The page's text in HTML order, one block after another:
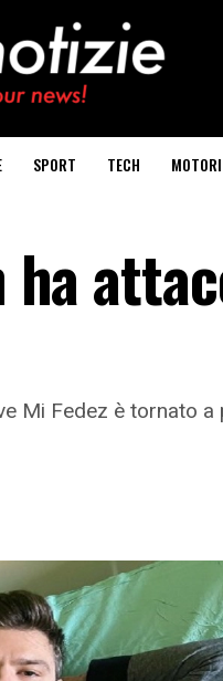
SPORT TECH MOTORI
ha
Fedez è tornato